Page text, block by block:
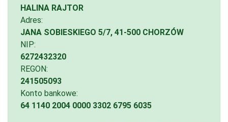
HALINA RAJTOR
Adres:
JANA SOBIESKIEGO 5/7, 41-500 CHORZÓW
NIP:
6272432320
REGON:
241505093
Konto bankowe:
64 1140 2004 0000 3302 6795 6035